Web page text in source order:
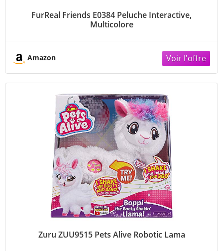
FurReal Friends E0384 Peluche Interactive,
Multicolore
Amazon
Zuru ZUU9515 Pets Alive Robotic Lama